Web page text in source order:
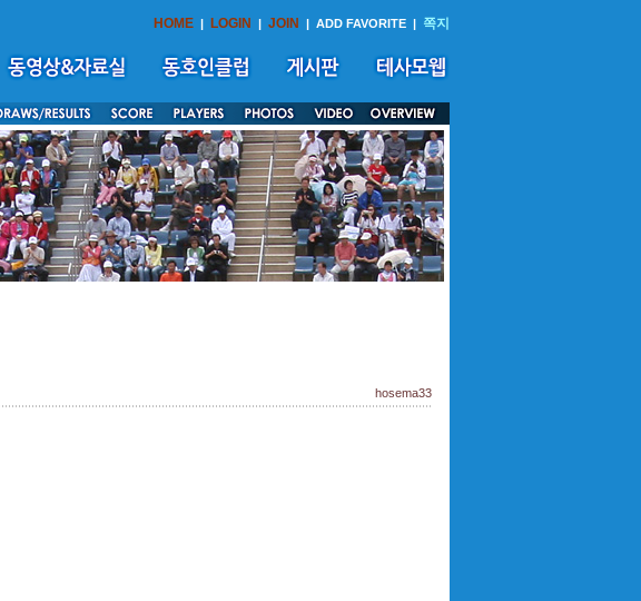
HOME | LOGIN | JOIN | ADD FAVORITE | 쪽지
hosema33